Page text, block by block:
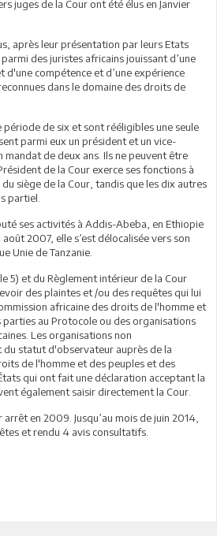
juges de la Cour ont été élus en Janvier
après leur présentation par leurs Etats
des juristes africains jouissant d’une
compétence et d’une expérience
dans le domaine des droits de
période de six et sont rééligibles une seule
parmi eux un président et un vice-
de deux ans. Ils ne peuvent être
de la Cour exerce ses fonctions à
siège de la Cour, tandis que les dix autres
partiel.
ses activités à Addis-Abeba, en Ethiopie
2007, elle s’est délocalisée vers son
Unie de Tanzanie.
5) et du Règlement intérieur de la Cour
des plaintes et /ou des requêtes qui lui
africaine des droits de l'homme et
parties au Protocole ou des organisations
Les organisations non
du statut d'observateur auprès de la
de l'homme et des peuples et des
qui ont fait une déclaration acceptant la
également saisir directement la Cour.
en 2009. Jusqu’au mois de juin 2014,
et rendu 4 avis consultatifs.